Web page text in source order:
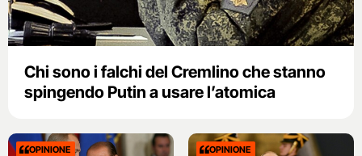
Chi sono i falchi del Cremlino che stanno
spingendo Putin a usare l’atomica
OPINIONE OPINIONE